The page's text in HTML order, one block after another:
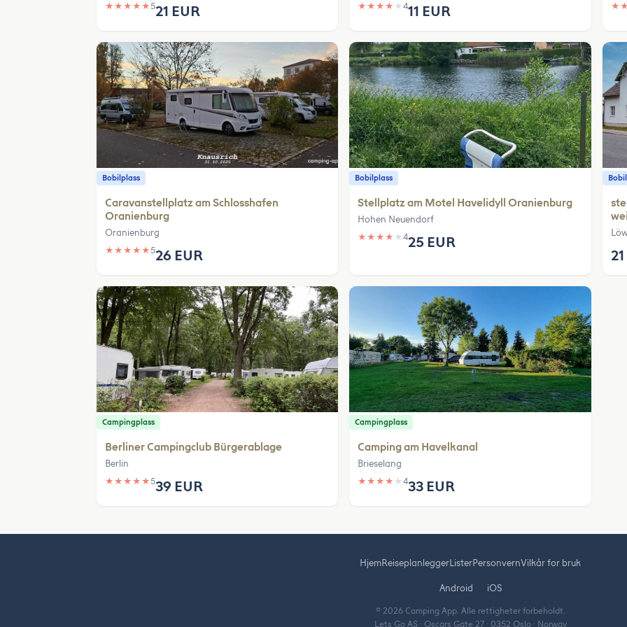
★ ★ ★ ★ ★521 EUR ★ ★ ★ ★ ★411 EUR ★
Bobilplass
Caravanstellplatz am Schlosshafen
Oranienburg
Oranienburg
★ ★ ★ ★ ★526 EUR
Bobilplass
Stellplatz am Motel Havelidyll Oranienburg
Hohen Neuendorf
★ ★ ★ ★ ★425 EUR
Campingplass
Berliner Campingclub Bürgerablage
Berlin
★ ★ ★ ★ ★539 EUR
Campingplass
Camping am Havelkanal
Brieselang
★ ★ ★ ★ ★433 EUR
HjemReiseplanleggerListerPersonvernVilkår for bruk
Android iOS
© 2026 Camping App. Alle rettigheter forbeholdt.
Lets Go AS · Oscars Gate 27 · 0352 Oslo · Norway